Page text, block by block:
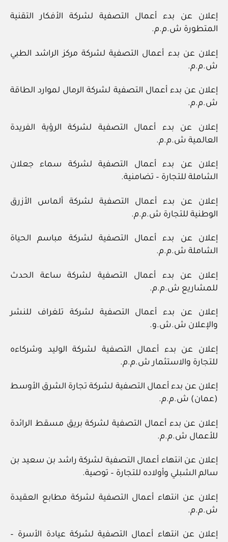
إعلان عن بدء أعمال التصفية لشركة الأفكار التقنية
المتطورة ش.م.م.
إعلان عن بدء أعمال التصفية لشركة مركز الراشد الطبي
ش.م.م.
إعلان عن بدء أعمال التصفية لشركة الرمال لموارد الطاقة
ش.م.م.
إعلان عن بدء أعمال التصفية لشركة الرؤية الفريدة
العالمية ش.م.م.
إعلان عن بدء أعمال التصفية لشركة سماء جعلان
الشاملة للتجارة – تضامنية.
إعلان عن بدء أعمال التصفية لشركة ألماس الأزرق
الوطنية للتجارة ش.م.م.
إعلان عن بدء أعمال التصفية لشركة مباسم الحياة
الشاملة ش.م.م.
إعلان عن بدء أعمال التصفية لشركة ساعة الحدث
للمشاريع ش.م.م.
إعلان عن بدء أعمال التصفية لشركة تلغراف للنشر
والإعلان ش.ش.و.
إعلان عن بدء أعمال التصفية لشركة الوليد وشركاءه
للتجارة والاستثمار ش.م.م.
إعلان عن بدء أعمال التصفية لشركة تجارة الشرق الأوسط
(عمان) ش.م.م.
إعلان عن بدء أعمال التصفية لشركة بريق مسقط الرائدة
للأعمال ش.م.م.
إعلان عن انتهاء أعمال التصفية لشركة راشد بن سعيد بن
سالم الشبلي وأولاده للتجارة – توصية.
إعلان عن انتهاء أعمال التصفية لشركة مطابع العقيدة
ش.م.م.
إعلان عن انتهاء أعمال التصفية لشركة عيادة الأسرة –